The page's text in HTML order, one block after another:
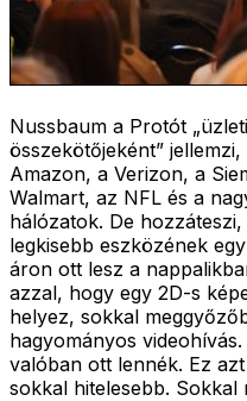
Nussbaum a Protót
összekötőjeként”
Amazon, a Verizon, a
Walmart, az NFL és a
hálózatok. De
legkisebb eszközének
áron ott lesz a
azzal, hogy egy 2D-s
helyez, sokkal
hagyományos
valóban ott lennék. Ez
sokkal hitelesebb. Sokkal